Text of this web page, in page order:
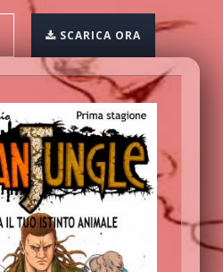
SCARICA ORA